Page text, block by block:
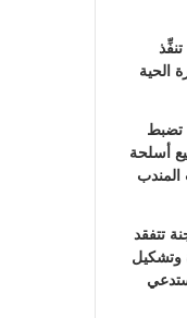
الحية
تضبط
أسلحة
المندب
تتفقد
وتشكيل